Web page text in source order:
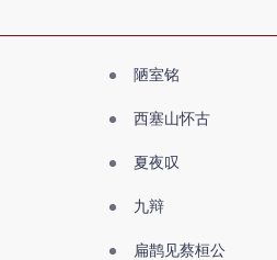
陋室铭
西塞山怀古
夏夜叹
九辩
扁鹊见蔡桓公